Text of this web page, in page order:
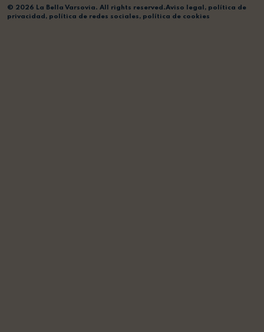
© 2026 La Bella Varsovia. All rights reserved.Aviso legal , política de
privacidad , política de redes sociales, política de cookies